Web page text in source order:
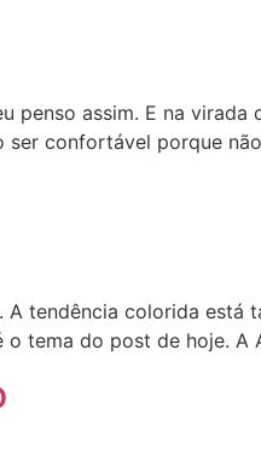
assim. E na virada
confortável porque
tendência colorida está
tema do post de hoje.